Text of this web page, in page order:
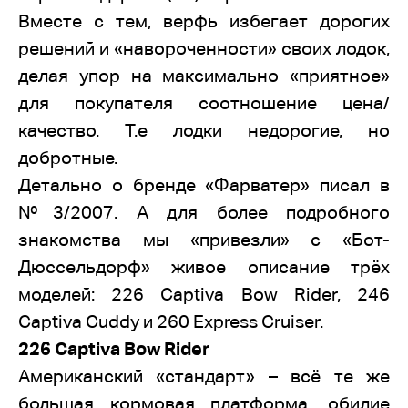
Вместе с тем, верфь избегает дорогих
решений и «навороченности» своих лодок,
делая упор на максимально «приятное»
для покупателя соотношение цена/
качество. Т.е лодки недорогие, но
добротные.
Детально о бренде «Фарватер» писал в
№3/2007. А для более подробного
знакомства мы «привезли» с «Бот-
Дюссельдорф» живое описание трёх
моделей: 226 Captiva Bow Rider, 246
Captiva Cuddy и 260 Express Cruiser.
226 Captiva Bow Rider
Американский «стандарт» – всё те же
большая кормовая платформа, обилие